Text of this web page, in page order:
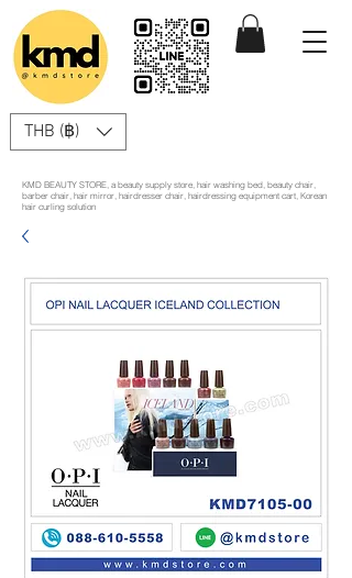
THB (฿)
KMD BEAUTY STORE, a beauty supply store, hair washing bed, beauty chair,
barber chair, hair mirror, hairdresser chair, hairdressing equipment cart, Korean
hair curling solution